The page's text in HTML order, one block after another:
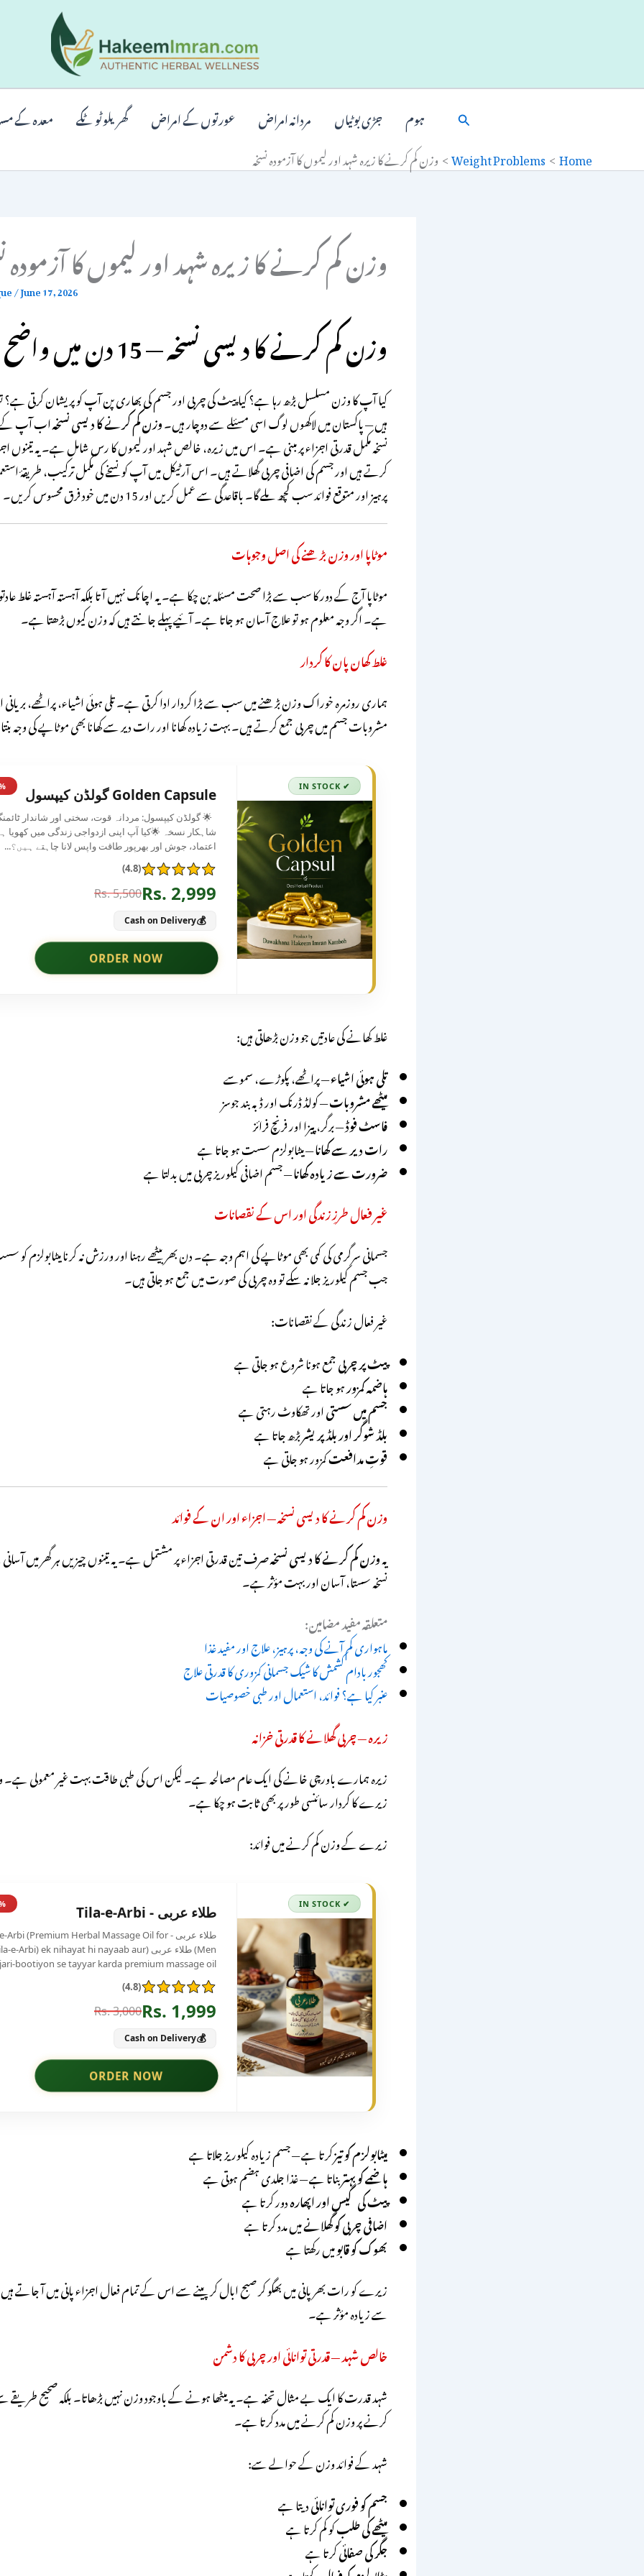
Search ہوم جڑی بوٹیاں مردانہ امراض عورتوں کے امراض گھریلو ٹوٹکے معدہ کے
Home
Weight Problems وزن کم کرنے کا زیرہ شہد اور لیموں کا آزمودہ نسخہ
وزن کم کرنے کا زیرہ شہد اور لیموں کا آزمودہ
/June 17, 2026
وزن کم کرنے کا دیسی نسخہ — 15 دن میں واضح فرق
کیا آپ کا وزن مسلسل بڑھ رہا ہے؟ کیا پیٹ کی چربی اور جسم کی بھاری پن آپ کو پریشان کرتی ہے؟
ہیں — پاکستان میں لاکھوں لوگ اسی مسئلے سے دوچار ہیں۔وزن کم کرنے کا دیسی نسخہاب آپ کے
نسخہ مکمل قدرتی اجزاء پر مبنی ہے۔ اس میں زیرہ، خالص شہد اور لیموں کا رس شامل ہے۔ یہ تینوں
کرتے ہیں اور جسم کی اضافی چربی گھلاتے ہیں۔ اس آرٹیکل میں آپ کو نسخے کی مکمل ترکیب، طریقۂ
پرہیز اور متوقع فوائد سب کچھ ملے گا۔ باقاعدگی سے عمل کریں اور 15 دن میں خود فرق محسوس کریں۔
موٹاپا اور وزن بڑھنے کی اصل وجوہات
موٹاپا آج کے دور کا سب سے بڑا صحت مسئلہ بن چکا ہے۔ یہ اچانک نہیں آتا بلکہ آہستہ آہستہ غلط
ہے۔ اگر وجہ معلوم ہو تو علاج آسان ہو جاتا ہے۔ آئیے پہلے جانتے ہیں کہ وزن کیوں بڑھتا ہے۔
غلط کھان پان کا کردار
ہماری روزمرہ خوراک وزن بڑھنے میں سب سے بڑا کردار ادا کرتی ہے۔ تلی ہوئی اشیاء، پراٹھے، بریانی
مشروبات جسم میں چربی جمع کرتے ہیں۔ بہت زیادہ کھانا اور رات دیر سے کھانا بھی موٹاپے کی وجہ
غلط کھانے کی عادتیں جو وزن بڑھاتی ہیں:
تلی ہوئی اشیاء— پراٹھے، پکوڑے، سموسے
میٹھے مشروبات— کولڈ ڈرنک اور ڈبہ بند جوسز
فاسٹ فوڈ— برگر، پیزا اور فرنچ فرائز
رات دیر سے کھانا— میٹابولزم سست ہو جاتا ہے
ضرورت سے زیادہ کھانا— جسم اضافی کیلوریز چربی میں بدلتا ہے
غیر فعال طرزِ زندگی اور اس کے نقصانات
جسمانی سرگرمی کی کمی بھی موٹاپے کی اہم وجہ ہے۔ دن بھر بیٹھے رہنا اور ورزش نہ کرنا میٹابولزم
جب جسم کیلوریز جلا نہ سکے تو وہ چربی کی صورت میں جمع ہو جاتی ہیں۔
غیر فعال زندگی کے نقصانات:
پیٹ پر چربیجمع ہونا شروع ہو جاتی ہے
ہاضمہ کمزورہو جاتا ہے
جسم میں سستیاور تھکاوٹ رہتی ہے
بلڈ شوگر اور بلڈ پریشربڑھ جاتا ہے
قوتِ مدافعتکمزور ہو جاتی ہے
وزن کم کرنے کا دیسی نسخہ — اجزاء اور ان کے فوائد
یہوزن کم کرنے کا دیسی نسخہصرف تین قدرتی اجزاء پر مشتمل ہے۔ یہ تینوں چیزیں ہر گھر میں
نسخہ سستا، آسان اور بہت مؤثر ہے۔
متعلقہ مفید مضامین:
ماہواری کم آنے کی وجہ، پرہیز، علاج اور مفید غذا
کھجور بادام کشمش کا شیک جسمانی کمزوری کا قدرتی علاج
عنبر کیا ہے؟ فوائد، استعمال اور طبی خصوصیات
زیرہ — چربی گھلانے کا قدرتی خزانہ
زیرہ ہمارے باورچی خانے کی ایک عام مصالحہ ہے۔ لیکن اس کی طبی طاقت بہت غیر معمولی
زیرے کا کردار سائنسی طور پر بھی ثابت ہو چکا ہے۔
زیرے کے وزن کم کرنے میں فوائد:
میٹابولزم کو تیزکرتا ہے — جسم زیادہ کیلوریز جلاتا ہے
ہاضمے کو بہتربناتا ہے — غذا جلدی ہضم ہوتی ہے
پیٹ کی گیس اور اپھارہدور کرتا ہے
اضافی چربی کو گھلانےمیں مدد کرتا ہے
بھوک کو قابومیں رکھتا ہے
زیرے کو رات بھر پانی میں بھگو کر صبح ابال کر پینے سے اس کے تمام فعال اجزاء پانی میں آ جاتے
سے زیادہ مؤثر ہے۔
خالص شہد — قدرتی توانائی اور چربی کا دشمن
شہد قدرت کا ایک بے مثال تحفہ ہے۔ یہ میٹھا ہونے کے باوجود وزن نہیں بڑھاتا۔ بلکہ صحیح
کرنے پر وزن کم کرنے میں مدد کرتا ہے۔
شہد کے فوائد وزن کے حوالے سے:
جسم کو فوری توانائیدیتا ہے
میٹھے کی طلبکو کم کرتا ہے
جگر کی صفائیکرتا ہے